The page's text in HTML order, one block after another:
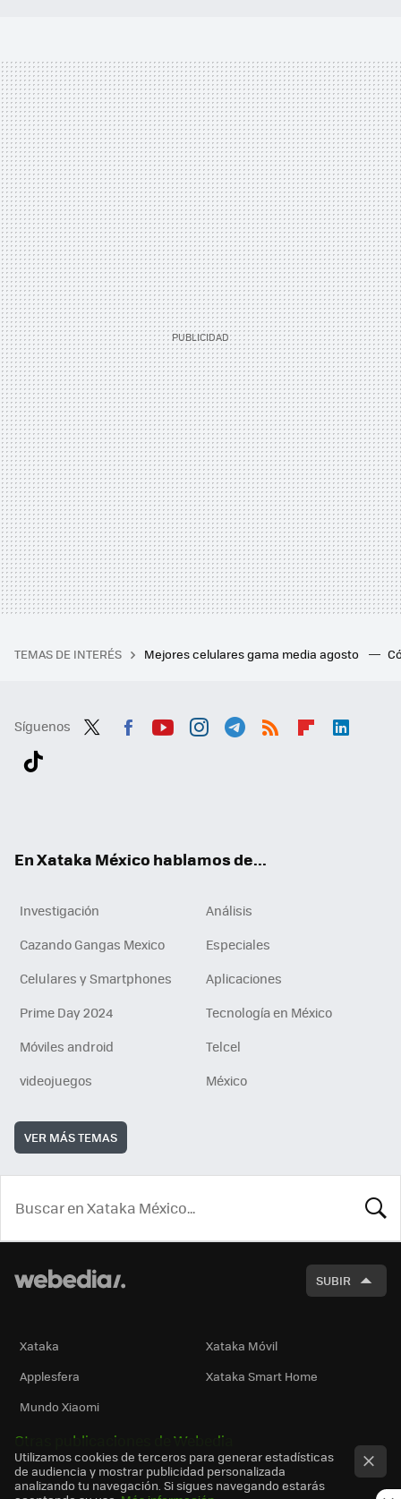
TEMAS DE INTERÉS Mejores celulares gama media agosto
Síguenos
En Xataka México hablamos de...
Investigación
Análisis
Cazando Gangas Mexico
Especiales
Celulares y Smartphones
Aplicaciones
Prime Day 2024
Tecnología en México
Móviles android
Telcel
videojuegos
México
VER MÁS TEMAS
SUBIR
Xataka
Xataka Móvil
Applesfera
Xataka Smart Home
Mundo Xiaomi
Otras publicaciones de Webedia
Utilizamos cookies de terceros para generar estadísticas
de audiencia y mostrar publicidad personalizada
analizando tu navegación. Si sigues navegando estarás